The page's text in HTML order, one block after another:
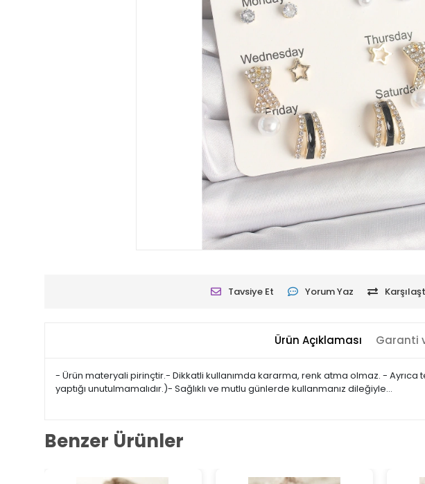
Tavsiye Et Yorum Yaz
Ürün Açıklaması Garanti
- Ürün materyali pirinçtir.- Dikkatli kullanımda kararma, renk atma olmaz. -
yaptığı unutulmamalıdır.)- Sağlıklı ve mutlu günlerde kullanmanız dileğiyle…
Benzer Ürünler